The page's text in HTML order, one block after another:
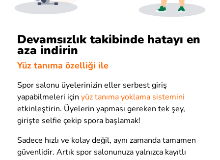
Devamsızlık takibinde hatayı en
aza indirin
Yüz tanıma özelliği ile
Spor salonu üyelerinizin eller serbest giriş
yapabilmeleri için yüz tanıma yoklama sistemini
etkinleştirin. Üyelerin yapması gereken tek şey,
girişte selfie çekip spora başlamak!
Sadece hızlı ve kolay değil, aynı zamanda tamamen
güvenlidir. Artık spor salonunuza yalnızca kayıtlı